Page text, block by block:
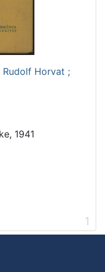
Horvat ;
1941
1